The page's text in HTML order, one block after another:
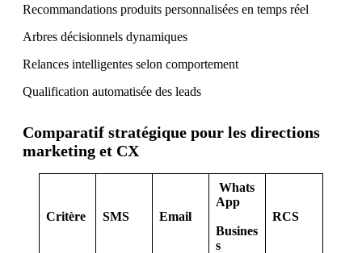
Recommandations produits personnalisées en temps réel
Arbres décisionnels dynamiques
Relances intelligentes selon comportement
Qualification automatisée des leads
Comparatif stratégique pour les directions
marketing et CX
Critère SMS Email
Whats
App
Busines
s
RCS